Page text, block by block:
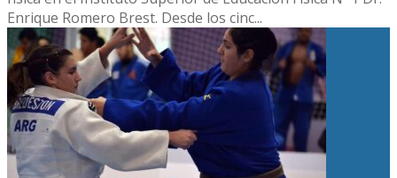
Enrique Romero Brest. Desde los cinc...